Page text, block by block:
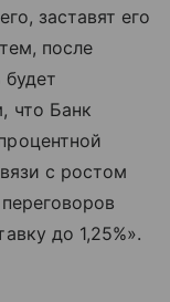
заставят его
после
что Банк
с ростом
до 1,25%».